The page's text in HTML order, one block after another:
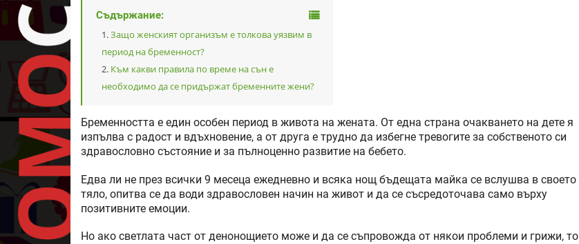
Съдържание:
Защо женският организъм е толкова уязвим в
период на бременност?
Към какви правила по време на сън е
необходимо да се придържат бременните жени?
Бременността е един особен период в живота на жената. От една страна очакването на дете я
изпълва с радост и вдъхновение, а от друга е трудно да избегне тревогите за собственото си
здравословно състояние и за пълноценно развитие на бебето.
Едва ли не през всички 9 месеца ежедневно и всяка нощ бъдещата майка се вслушва в своето
тяло, опитва се да води здравословен начин на живот и да се съсредоточава само върху
позитивните емоции.
Но ако светлата част от денонощието може и да се съпровожда от някои проблеми и грижи, то